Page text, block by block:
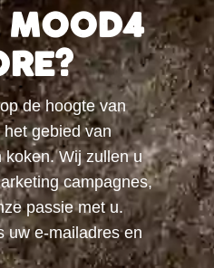
de hoogte van
gebied van
Wij zullen u
campagnes,
passie met u.
uw e-mailadres en